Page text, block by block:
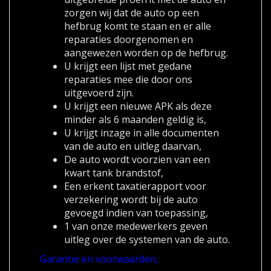
zorgen wij dat de auto op een
hefbrug komt te staan en er alle
reparaties doorgenomen en
aangewezen worden op de hefbrug.
U krijgt een lijst met gedane
reparaties mee die door ons
uitgevoerd zijn.
U krijgt een nieuwe APK als deze
minder als 6 maanden geldig is,
U krijgt inzage in alle documenten
van de auto en uitleg daarvan,
De auto wordt voorzien van een
kwart tank brandstof,
Een erkent taxatierapport voor
verzekering wordt bij de auto
gevoegd indien van toepassing,
1 van onze medewerkers geven
uitleg over de systemen van de auto.
Garantie en voorwaarden,